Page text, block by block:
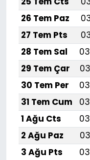
26 Tem Paz
27 Tem Pts
28 Tem Sal
29 Tem Çar
30 Tem Per
31 Tem Cum
1 Ağu Cts
2 Ağu Paz
3 Ağu Pts